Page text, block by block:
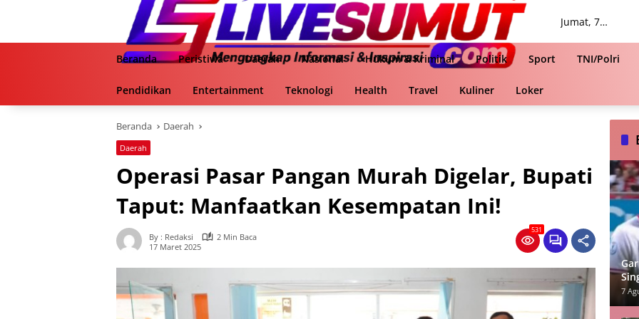
Jumat, 7
Beranda
Peristiwa Daerah Nasional Hukum & Kriminal Politik Sport TNI/Polri
Pendidikan Entertainment Teknologi Health Travel Kuliner Loker
Beranda Daerah
Daerah
Operasi Pasar Pangan Murah Digelar, Bupati
Taput: Manfaatkan Kesempatan Ini!
By : Redaksi
2 Min Baca
17 Maret 2025
531
7